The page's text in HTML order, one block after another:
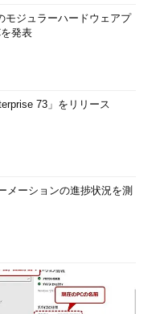
モジュラーハードウェアプ
発表
73」をリリース
メーションの進捗状況を測